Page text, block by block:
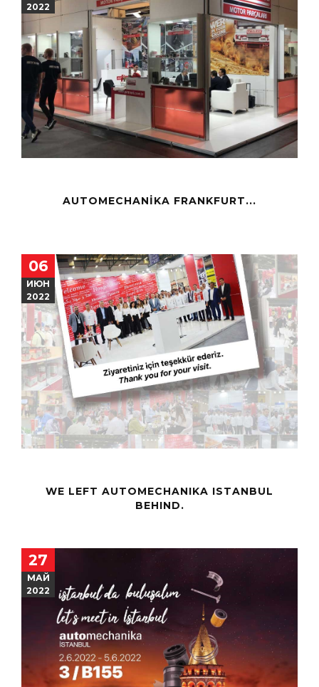
2022
AUTOMECHANIKA FRANKFURT...
06
ИЮН
2022
WE LEFT AUTOMECHANIKA ISTANBUL
BEHIND.
27
МАЙ
2022